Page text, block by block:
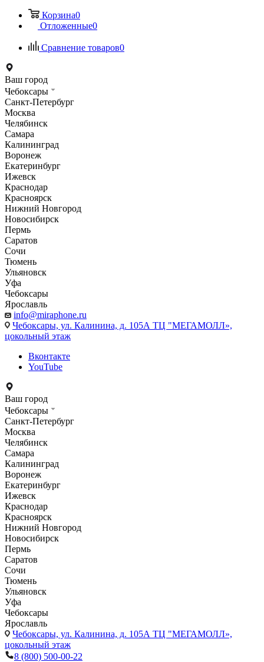
Корзина0
Отложенные0
Сравнение товаров0
Ваш город
Чебоксары
Санкт-Петербург
Москва
Челябинск
Самара
Калининград
Воронеж
Екатеринбург
Ижевск
Краснодар
Красноярск
Нижний Новгород
Новосибирск
Пермь
Саратов
Сочи
Тюмень
Ульяновск
Уфа
Чебоксары
Ярославль
info@miraphone.ru
Чебоксары, ул. Калинина, д. 105А ТЦ "МЕГАМОЛЛ»,
цокольный этаж
Вконтакте
YouTube
Ваш город
Чебоксары
Санкт-Петербург
Москва
Челябинск
Самара
Калининград
Воронеж
Екатеринбург
Ижевск
Краснодар
Красноярск
Нижний Новгород
Новосибирск
Пермь
Саратов
Сочи
Тюмень
Ульяновск
Уфа
Чебоксары
Ярославль
Чебоксары, ул. Калинина, д. 105А ТЦ "МЕГАМОЛЛ»,
цокольный этаж
8 (800) 500-00-22